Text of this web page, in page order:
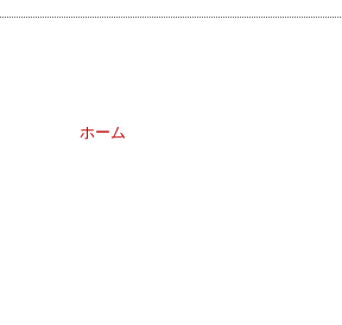
ホーム